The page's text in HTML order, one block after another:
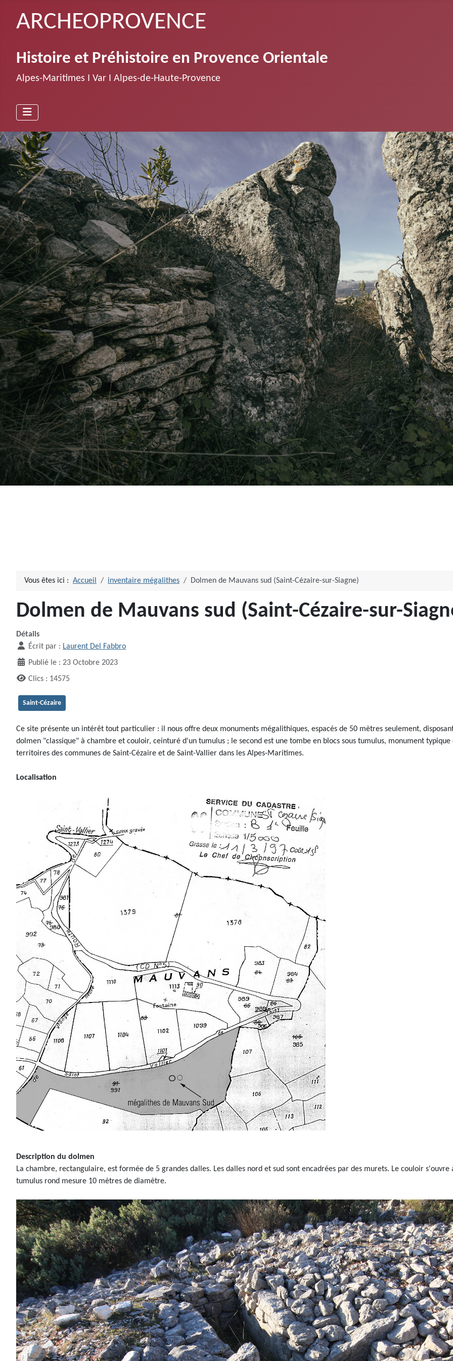
ARCHEOPROVENCE
Histoire et Préhistoire en Provence Orientale
Alpes-Maritimes Ι Var Ι Alpes-de-Haute-Provence
Vous êtes ici : Accueil inventaire mégalithes Dolmen de Mauvans sud (Saint-Cézaire-sur-Siagne)
Dolmen de Mauvans sud (Saint-Cézaire-sur-
Détails
Écrit par : Laurent Del Fabbro
Publié le : 23 Octobre 2023
Clics : 14575
Saint-Cézaire
Ce site présente un intérêt tout particulier : il nous offre deux monuments mégalithiques, espacés de 50 mètres seulement,
dolmen "classique" à chambre et couloir, ceinturé d'un tumulus ; le second est une tombe en blocs sous tumulus, monument
territoires des communes de Saint-Cézaire et de Saint-Vallier dans les Alpes-Maritimes.
Localisation
Description du dolmen
La chambre, rectangulaire, est formée de 5 grandes dalles. Les dalles nord et sud sont encadrées par des murets. Le couloir
tumulus rond mesure 10 mètres de diamètre.